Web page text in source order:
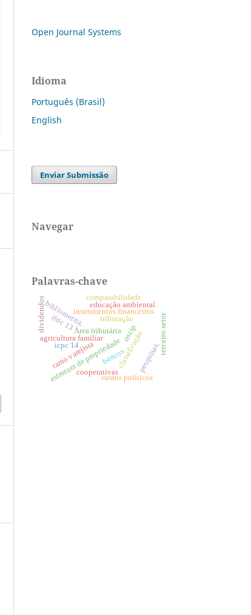
Open Journal Systems
Idioma
Português (Brasil)
English
Enviar Submissão
Navegar
Palavras-chave
classificação
Área tributária
tributação
estrutura de propriedade
agricultura familiar
bibliometria.
bancos
instrumentos financeiros
pesquisas.
terceiro setor
oscip
ramo varejista
educação ambiental.
custos políticos
ifric 13
comparabilidade
icpc 14
cooperativas
dividendos